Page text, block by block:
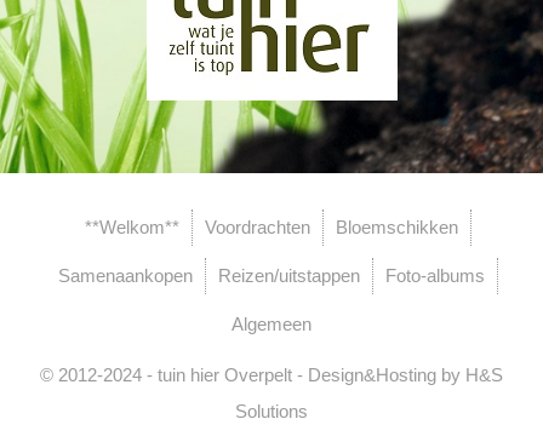
**Welkom** Voordrachten Bloemschikken
Samenaankopen Reizen/uitstappen Foto-albums
Algemeen
© 2012-2024 - tuin hier Overpelt - Design&Hosting by H&S
Solutions